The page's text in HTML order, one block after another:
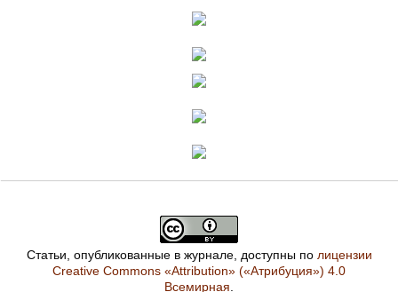
Статьи, опубликованные в журнале, доступны по лицензии
Creative Commons «Attribution» («Атрибуция») 4.0
Всемирная